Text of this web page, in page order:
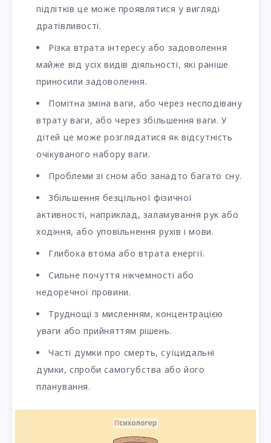
підлітків це може проявлятися у вигляді
дратівливості.
Різка втрата інтересу або задоволення
майже від усіх видів діяльності, які раніше
приносили задоволення.
Помітна зміна ваги, або через несподівану
втрату ваги, або через збільшення ваги. У
дітей це може розглядатися як відсутність
очікуваного набору ваги.
Проблеми зі сном або занадто багато сну.
Збільшення безцільної фізичної
активності, наприклад, заламування рук або
ходіння, або уповільнення рухів і мови.
Глибока втома або втрата енергії.
Сильне почуття нікчемності або
недоречної провини.
Труднощі з мисленням, концентрацією
уваги або прийняттям рішень.
Часті думки про смерть, суїцидальні
думки, спроби самогубства або його
планування.